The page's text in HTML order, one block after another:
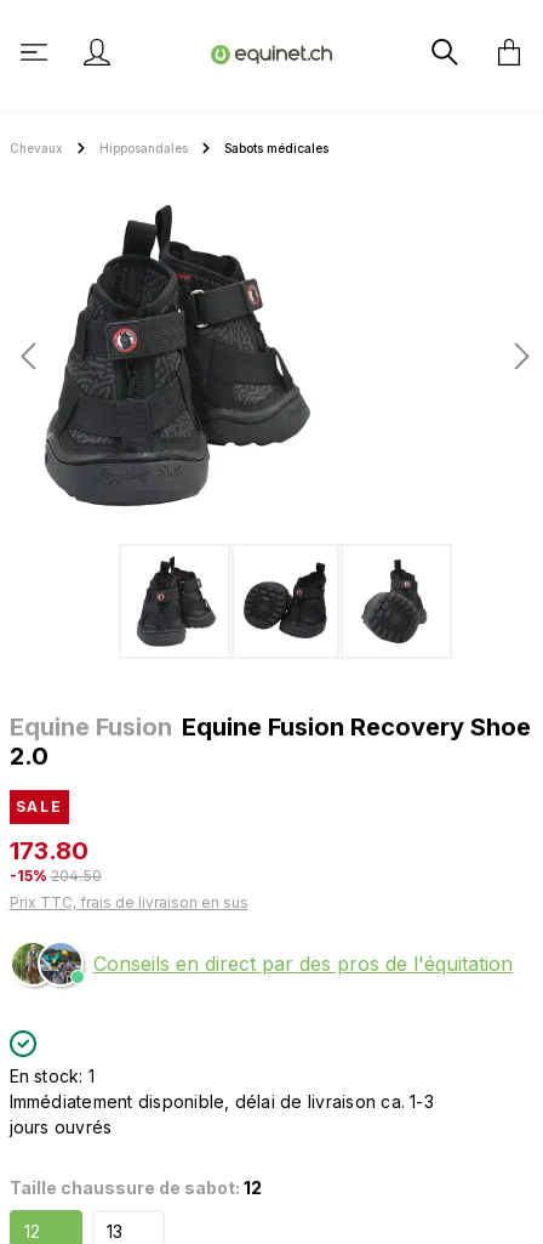
Chevaux Hipposandales Sabots médicales
Equine Fusion Equine Fusion Recovery Shoe
2.0
SALE
173.80
-15% 204.50
Prix TTC, frais de livraison en sus
Conseils en direct par des pros de l'équitation
En stock: 1
Immédiatement disponible, délai de livraison ca. 1-3
jours ouvrés
Taille chaussure de sabot: 12
12 13